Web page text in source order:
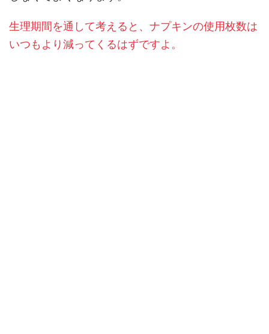
生理期間を通して考えると、ナプキンの使用枚数は
いつもより減ってくるはずですよ。